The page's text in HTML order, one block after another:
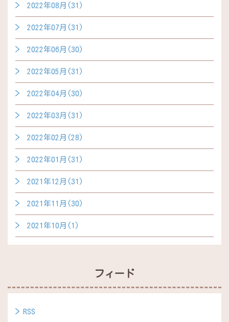
2022年08月(31)
2022年07月(31)
2022年06月(30)
2022年05月(31)
2022年04月(30)
2022年03月(31)
2022年02月(28)
2022年01月(31)
2021年12月(31)
2021年11月(30)
2021年10月(1)
フィード
RSS